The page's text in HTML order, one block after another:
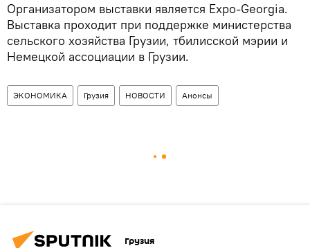
Организатором выставки является Expo-Georgia.
Выставка проходит при поддержке министерства
сельского хозяйства Грузии, тбилисской мэрии и
Немецкой ассоциации в Грузии.
ЭКОНОМИКА Грузия НОВОСТИ Анонсы
Грузия